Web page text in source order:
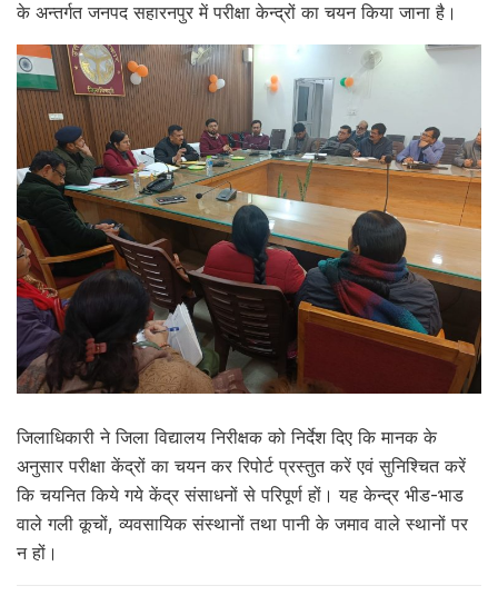
के अन्तर्गत जनपद सहारनपुर में परीक्षा केन्द्रों का चयन किया जाना है।
जिलाधिकारी ने जिला विद्यालय निरीक्षक को निर्देश दिए कि मानक के
अनुसार परीक्षा केंद्रों का चयन कर रिपोर्ट प्रस्तुत करें एवं सुनिश्चित करें
कि चयनित किये गये केंद्र संसाधनों से परिपूर्ण हों। यह केन्द्र भीड-भाड
वाले गली कूचों, व्यवसायिक संस्थानों तथा पानी के जमाव वाले स्थानों पर
न हों।